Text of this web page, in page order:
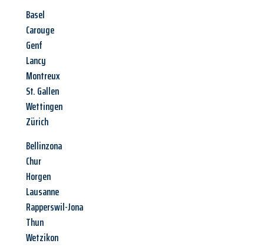
Basel
Carouge
Genf
Lancy
Montreux
St. Gallen
Wettingen
Zürich
Bellinzona
Chur
Horgen
Lausanne
Rapperswil-Jona
Thun
Wetzikon